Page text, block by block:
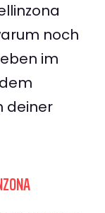
noch
im
deiner